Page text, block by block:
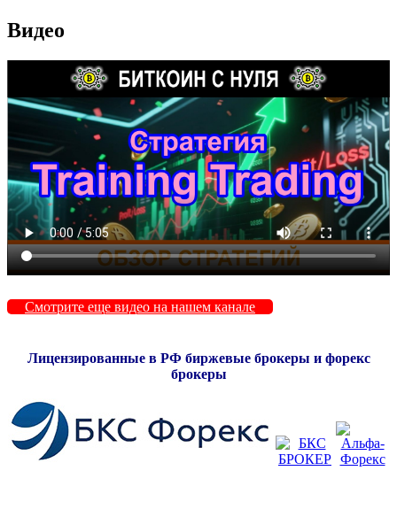
Видео
Смотрите еще видео на нашем канале
Лицензированные в РФ биржевые брокеры и форекс
брокеры